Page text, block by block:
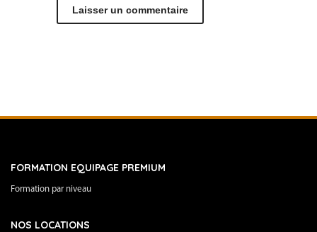
FORMATION EQUIPAGE PREMIUM
Formation par niveau
NOS LOCATIONS